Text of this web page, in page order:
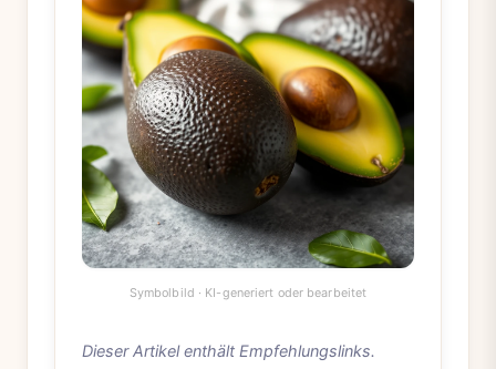
Dieser Artikel enthält Empfehlungslinks.